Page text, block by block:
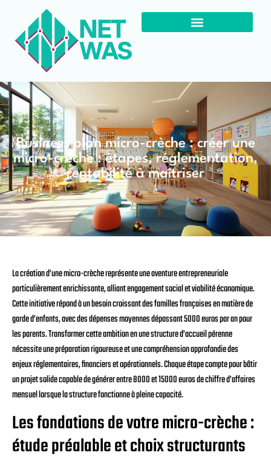
Business plan micro-crèche : créer une
micro-crèche : étapes, réglementation,
rentabilité à maîtriser
La création d’une micro-crèche représente une aventure entrepreneuriale
particulièrement enrichissante, alliant engagement social et viabilité économique.
Cette initiative répond à un besoin croissant des familles françaises en matière de
garde d’enfants, avec des dépenses moyennes dépassant 5000 euros par an pour
les parents. Transformer cette ambition en une structure d’accueil pérenne
nécessite une préparation rigoureuse et une compréhension approfondie des
enjeux réglementaires, financiers et opérationnels. Chaque étape compte pour bâtir
un projet solide capable de générer entre 8000 et 15000 euros de chiffre d’affaires
mensuel lorsque la structure fonctionne à pleine capacité.
Les fondations de votre micro-crèche :
étude préalable et choix structurants